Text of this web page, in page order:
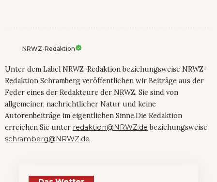
NRWZ-Redaktion
Unter dem Label NRWZ-Redaktion beziehungsweise NRWZ-
Redaktion Schramberg veröffentlichen wir Beiträge aus der
Feder eines der Redakteure der NRWZ. Sie sind von
allgemeiner, nachrichtlicher Natur und keine
Autorenbeiträge im eigentlichen Sinne.Die Redaktion
erreichen Sie unter redaktion@NRWZ.de beziehungsweise
schramberg@NRWZ.de